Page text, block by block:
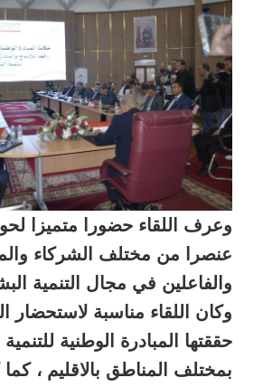
عنصرا من مختلف الشركاء
والفاعلين في مجال التنمية
وكان اللقاء مناسبة لاستحضار
حققتها المبادرة الوطنية
بمختلف المناطق بالاقليم ،